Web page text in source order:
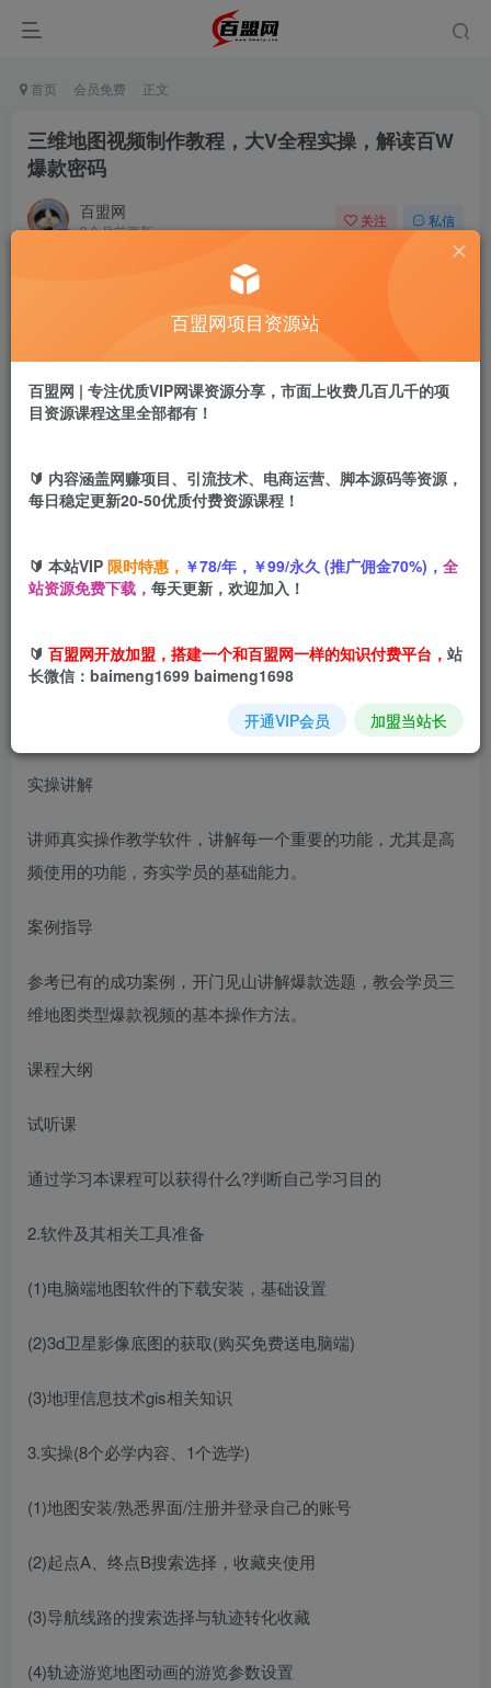
首页 会员免费 正文
三维地图视频制作教程，大V全程实操，解读百W
爆款密码
百盟网
9个月前更新
关注 私信
三维地图视频制作教程，大V全程实操，解读百W爆款密码
盟币9.9
立即购买
三维地图视频制作教程，大V全程实操，解读百W爆款密码
实操讲解
讲师真实操作教学软件，讲解每一个重要的功能，尤其是高
频使用的功能，夯实学员的基础能力。
案例指导
参考已有的成功案例，开门见山讲解爆款选题，教会学员三
维地图类型爆款视频的基本操作方法。
课程大纲
试听课
通过学习本课程可以获得什么?判断自己学习目的
2.软件及其相关工具准备
(1)电脑端地图软件的下载安装，基础设置
(2)3d卫星影像底图的获取(购买免费送电脑端)
(3)地理信息技术gis相关知识
3.实操(8个必学内容、1个选学)
(1)地图安装/熟悉界面/注册并登录自己的账号
(2)起点A、终点B搜索选择，收藏夹使用
(3)导航线路的搜索选择与轨迹转化收藏
(4)轨迹游览地图动画的游览参数设置
百盟网项目资源站
百盟网 | 专注优质VIP网课资源分享，市面上收费几百几千的项
目资源课程这里全部都有！
🔰 内容涵盖网赚项目、引流技术、电商运营、脚本源码等资源，
每日稳定更新20-50优质付费资源课程！
🔰 本站VIP 限时特惠， ￥78/年，￥99/永久 (推广佣金70%)， 全
站资源免费下载， 每天更新，欢迎加入！
🔰 百盟网开放加盟，搭建一个和百盟网一样的知识付费平台， 站
长微信：baimeng1699 baimeng1698
开通VIP会员 加盟当站长